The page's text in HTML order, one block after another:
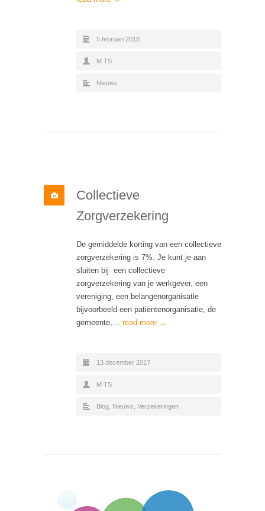
5 februari 2018
M TS
Nieuws
Collectieve
Zorgverzekering
De gemiddelde korting van een collectieve
zorgverzekering is 7%. Je kunt je aan
sluiten bij een collectieve
zorgverzekering van je werkgever, een
vereniging, een belangenorganisatie
bijvoorbeeld een patiëntenorganisatie, de
gemeente,… read more →
13 december 2017
M TS
Blog Nieuws Verzekeringen